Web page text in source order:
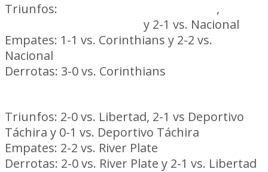
Triunfos:
,
y 2-1 vs. Nacional
Empates: 1-1 vs. Corinthians y 2-2 vs.
Nacional
Derrotas: 3-0 vs. Corinthians
Triunfos: 2-0 vs. Libertad, 2-1 vs Deportivo
Táchira y 0-1 vs. Deportivo Táchira
Empates: 2-2 vs. River Plate
Derrotas: 2-0 vs. River Plate y 2-1 vs. Libertad